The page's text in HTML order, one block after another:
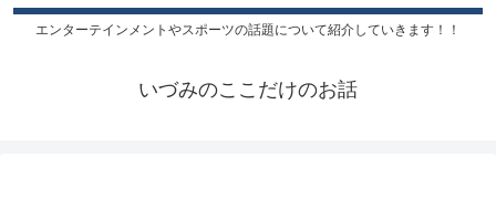
エンターテインメントやスポーツの話題について紹介していきます！！
いづみのここだけのお話